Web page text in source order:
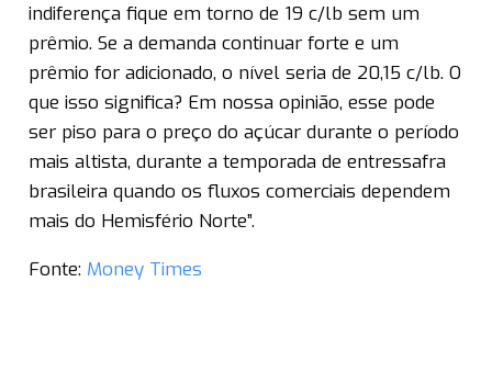
indiferença fique em torno de 19 c/lb sem um
prêmio. Se a demanda continuar forte e um
prêmio for adicionado, o nível seria de 20,15 c/lb. O
que isso significa? Em nossa opinião, esse pode
ser piso para o preço do açúcar durante o período
mais altista, durante a temporada de entressafra
brasileira quando os fluxos comerciais dependem
mais do Hemisfério Norte”.
Fonte: Money Times